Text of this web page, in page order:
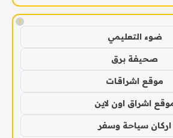
!
ضوء التعليمي
صحيفة برق
موقع اشراقات
اشراق اون لاين
اركان سياحة وسفر